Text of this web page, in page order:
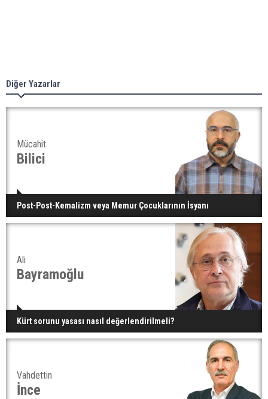
Diğer Yazarlar
Mücahit
Bilici
Post-Post-Kemalizm veya Memur Çocuklarının İsyanı
Ali
Bayramoğlu
Kürt sorunu yasası nasıl değerlendirilmeli?
Vahdettin
İnce